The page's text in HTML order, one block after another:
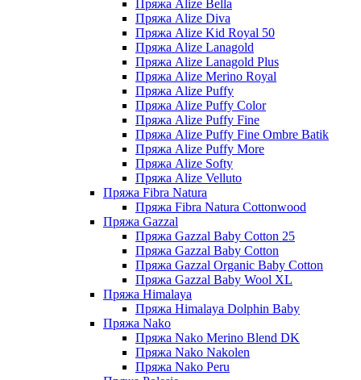
Пряжа Alize Bella
Пряжа Alize Diva
Пряжа Alize Kid Royal 50
Пряжа Alize Lanagold
Пряжа Alize Lanagold Plus
Пряжа Alize Merino Royal
Пряжа Alize Puffy
Пряжа Alize Puffy Color
Пряжа Alize Puffy Fine
Пряжа Alize Puffy Fine Ombre Batik
Пряжа Alize Puffy More
Пряжа Alize Softy
Пряжа Alize Velluto
Пряжа Fibra Natura
Пряжа Fibra Natura Cottonwood
Пряжа Gazzal
Пряжа Gazzal Baby Cotton 25
Пряжа Gazzal Baby Cotton
Пряжа Gazzal Organic Baby Cotton
Пряжа Gazzal Baby Wool XL
Пряжа Himalaya
Пряжа Himalaya Dolphin Baby
Пряжа Nako
Пряжа Nako Merino Blend DK
Пряжа Nako Nakolen
Пряжа Nako Peru